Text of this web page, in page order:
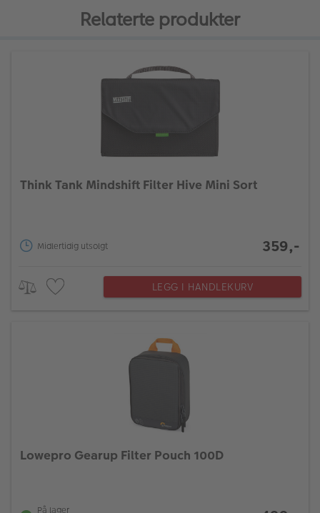
Relaterte produkter
Think Tank Mindshift Filter Hive Mini Sort
Midlertidig utsolgt 359,-
LEGG I HANDLEKURV
Lowepro Gearup Filter Pouch 100D
På lager